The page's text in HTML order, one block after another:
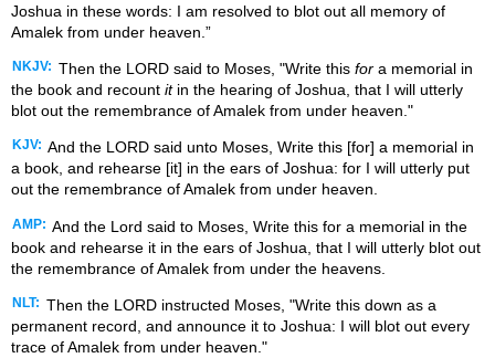
Joshua in these words: I am resolved to blot out all memory of
Amalek from under heaven.”
NKJV: Then the LORD said to Moses, "Write this for a memorial in
the book and recount itin the hearing of Joshua, that I will utterly
blot out the remembrance of Amalek from under heaven."
KJV: And the LORD said unto Moses, Write this [for] a memorial in
a book, and rehearse [it] in the ears of Joshua: for I will utterly put
out the remembrance of Amalek from under heaven.
AMP: And the Lord said to Moses, Write this for a memorial in the
book and rehearse it in the ears of Joshua, that I will utterly blot out
the remembrance of Amalek from under the heavens.
NLT: Then the LORD instructed Moses, "Write this down as a
permanent record, and announce it to Joshua: I will blot out every
trace of Amalek from under heaven."